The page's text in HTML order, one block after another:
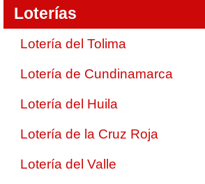
Loterías
Lotería del Tolima
Lotería de Cundinamarca
Lotería del Huila
Lotería de la Cruz Roja
Lotería del Valle